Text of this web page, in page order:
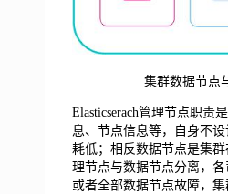
集群数据节点
Elasticserach管理节点职责
息、节点信息等，自身不
耗低；相反数据节点是集
理节点与数据节点分离，
或者全部数据节点故障，